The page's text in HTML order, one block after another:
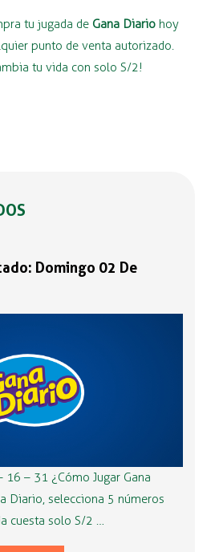
tu jugada de Gana Diario hoy
punto de venta autorizado.
tu vida con solo S/2!
Domingo 02 De
– 31 ¿Cómo Jugar Gana
Diario, selecciona 5 números
cuesta solo S/2 …